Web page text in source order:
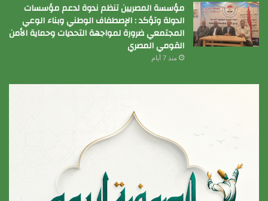
مؤسسة المصريين تنظم ندوة لدعم مؤسسات
الدولة وتؤكد : الإصطفاف الوطني وبناء الوعي
المجتمعي ضرورة لمواجهة التحديات وحماية الأمن
القومي المصري
منذ 7 أيام